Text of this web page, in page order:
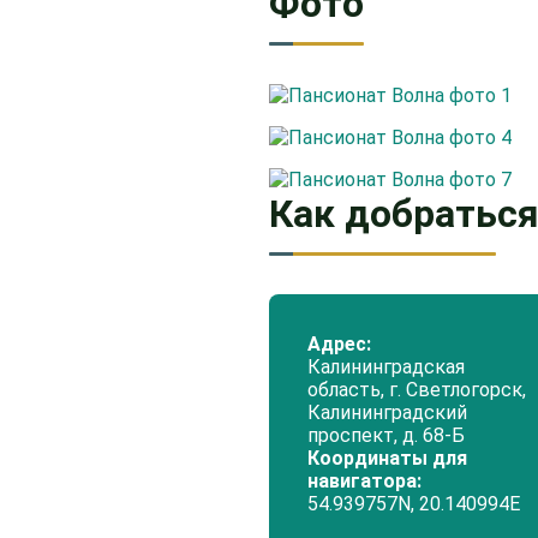
Как добраться
Адрес:
Калининградская
область, г. Светлогорск,
Калининградский
проспект, д. 68-Б
Координаты для
навигатора:
54.939757N, 20.140994Е